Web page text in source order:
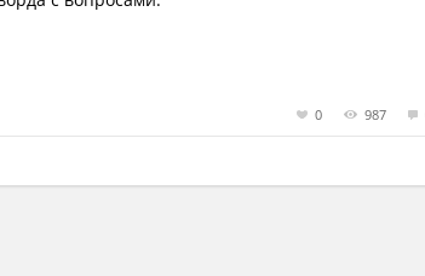
0 987